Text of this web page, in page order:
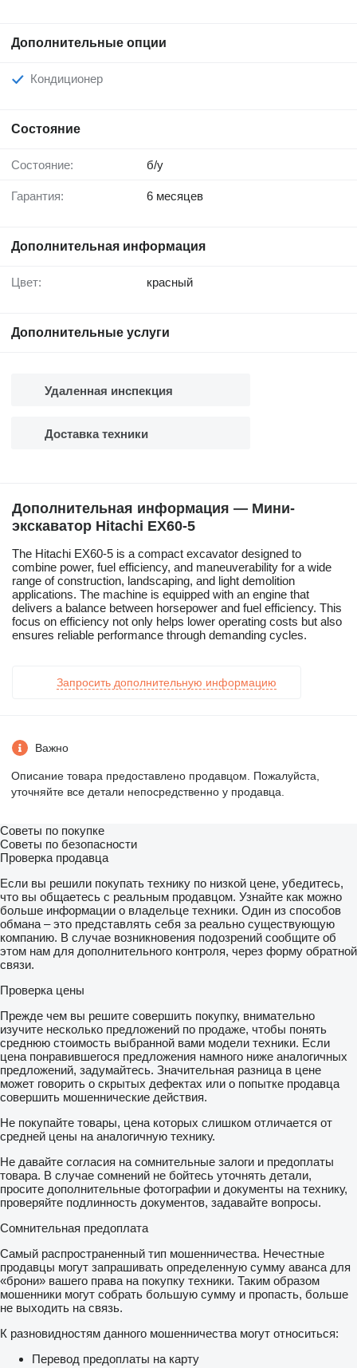
Дополнительные опции
Кондиционер
Состояние
Состояние: б/у
Гарантия: 6 месяцев
Дополнительная информация
Цвет: красный
Дополнительные услуги
Удаленная инспекция
Доставка техники
Дополнительная информация — Мини-
экскаватор Hitachi EX60-5
The Hitachi EX60-5 is a compact excavator designed to
combine power, fuel efficiency, and maneuverability for a wide
range of construction, landscaping, and light demolition
applications. The machine is equipped with an engine that
delivers a balance between horsepower and fuel efficiency. This
focus on efficiency not only helps lower operating costs but also
ensures reliable performance through demanding cycles.
Запросить дополнительную информацию
Важно
Описание товара предоставлено продавцом. Пожалуйста,
уточняйте все детали непосредственно у продавца.
Советы по покупке
Советы по безопасности
Проверка продавца
Если вы решили покупать технику по низкой цене, убедитесь,
что вы общаетесь с реальным продавцом. Узнайте как можно
больше информации о владельце техники. Один из способов
обмана – это представлять себя за реально существующую
компанию. В случае возникновения подозрений сообщите об
этом нам для дополнительного контроля, через форму обратной
связи.
Проверка цены
Прежде чем вы решите совершить покупку, внимательно
изучите несколько предложений по продаже, чтобы понять
среднюю стоимость выбранной вами модели техники. Если
цена понравившегося предложения намного ниже аналогичных
предложений, задумайтесь. Значительная разница в цене
может говорить о скрытых дефектах или о попытке продавца
совершить мошеннические действия.
Не покупайте товары, цена которых слишком отличается от
средней цены на аналогичную технику.
Не давайте согласия на сомнительные залоги и предоплаты
товара. В случае сомнений не бойтесь уточнять детали,
просите дополнительные фотографии и документы на технику,
проверяйте подлинность документов, задавайте вопросы.
Сомнительная предоплата
Самый распространенный тип мошенничества. Нечестные
продавцы могут запрашивать определенную сумму аванса для
«брони» вашего права на покупку техники. Таким образом
мошенники могут собрать большую сумму и пропасть, больше
не выходить на связь.
К разновидностям данного мошенничества могут относиться:
Перевод предоплаты на карту